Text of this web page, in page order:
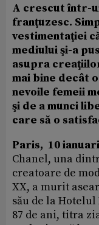
A crescut într-
franţuzesc.
vestimentaţiei
mediului şi-a
asupra
mai bine decât
nevoile femeii
şi de a munci
care să o
Paris, 10
Chanel, una
creatoare de
XX, a murit
său de la
87 de ani, titra